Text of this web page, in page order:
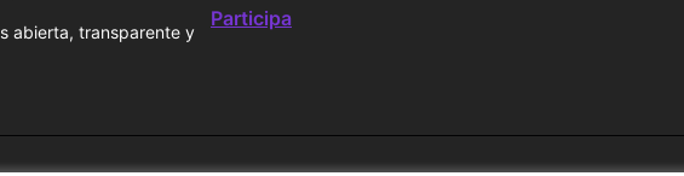
abierta, transparente y
Participa